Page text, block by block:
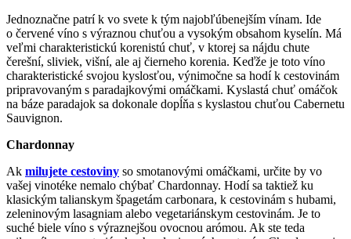
Jednoznačne patrí k vo svete k tým najobľúbenejším vínam. Ide
o červené víno s výraznou chuťou a vysokým obsahom kyselín. Má
veľmi charakteristickú korenistú chuť, v ktorej sa nájdu chute
čerešní, sliviek, višní, ale aj čierneho korenia. Keďže je toto víno
charakteristické svojou kyslosťou, výnimočne sa hodí k cestovinám
pripravovaným s paradajkovými omáčkami. Kyslastá chuť omáčok
na báze paradajok sa dokonale dopĺňa s kyslastou chuťou Cabernetu
Sauvignon.
Chardonnay
Ak milujete cestoviny so smotanovými omáčkami, určite by vo
vašej vinotéke nemalo chýbať Chardonnay. Hodí sa taktiež ku
klasickým talianskym špagetám carbonara, k cestovinám s hubami,
zeleninovým lasagniam alebo vegetariánskym cestovinám. Je to
suché biele víno s výraznejšou ovocnou arómou. Ak ste teda